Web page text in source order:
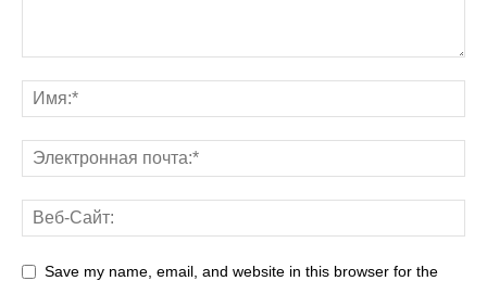
Save my name, email, and website in this browser for the